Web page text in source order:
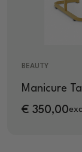
BEAUTY
Manicure
€ 350,00